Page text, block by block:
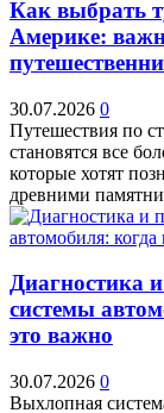
Как выбрать
Америке:
30.07.2026 0
Путешествия по
становятся все
которые хотят
древними
Диагностика
системы
это важно
30.07.2026 0
Выхлопная